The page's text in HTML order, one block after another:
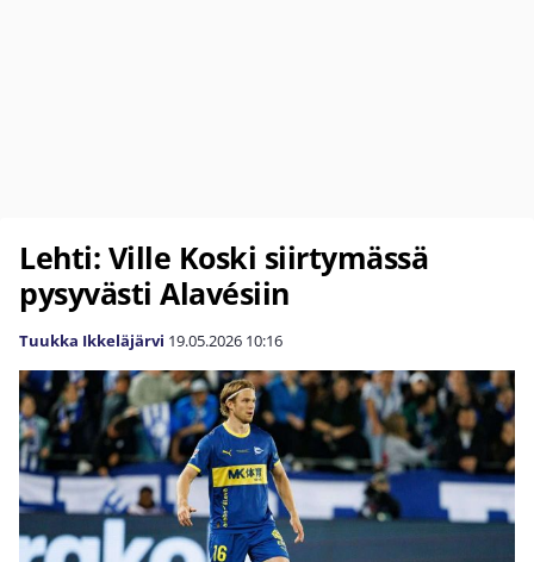
Lehti: Ville Koski siirtymässä
pysyvästi Alavésiin
Tuukka Ikkeläjärvi 19.05.2026 10:16